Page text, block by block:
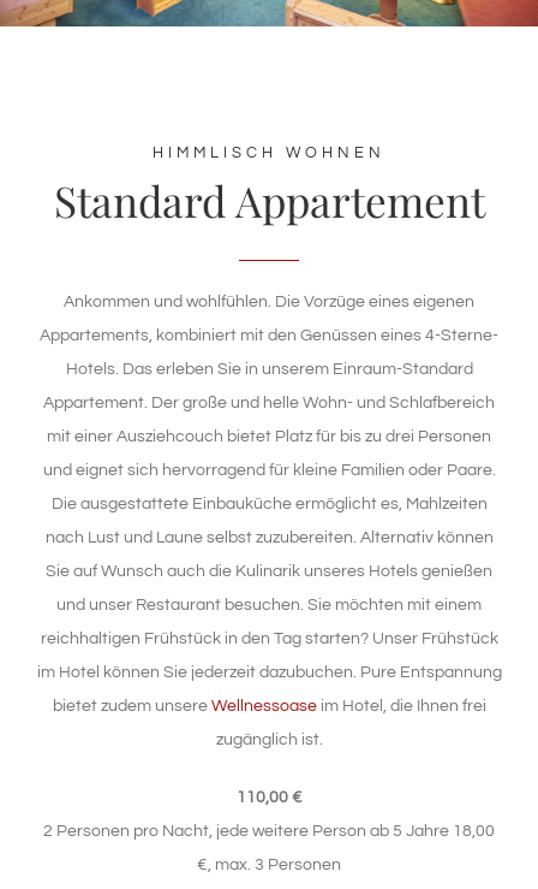
NATUR & KULTUR
WISSENSWERTES
HIMMLISCH WOHNEN
Standard Appartement
Ankommen und wohlfühlen. Die Vorzüge eines eigenen
Appartements, kombiniert mit den Genüssen eines 4-Sterne-
Hotels. Das erleben Sie in unserem Einraum-Standard
Appartement. Der große und helle Wohn- und Schlafbereich
mit einer Ausziehcouch bietet Platz für bis zu drei Personen
und eignet sich hervorragend für kleine Familien oder Paare.
Die ausgestattete Einbauküche ermöglicht es, Mahlzeiten
nach Lust und Laune selbst zuzubereiten. Alternativ können
Sie auf Wunsch auch die Kulinarik unseres Hotels genießen
und unser Restaurant besuchen. Sie möchten mit einem
reichhaltigen Frühstück in den Tag starten? Unser Frühstück
im Hotel können Sie jederzeit dazubuchen. Pure Entspannung
bietet zudem unsere Wellnessoaseim Hotel, die Ihnen frei
zugänglich ist.
110,00 €
2 Personen pro Nacht, jede weitere Person ab 5 Jahre 18,00
€, max. 3 Personen